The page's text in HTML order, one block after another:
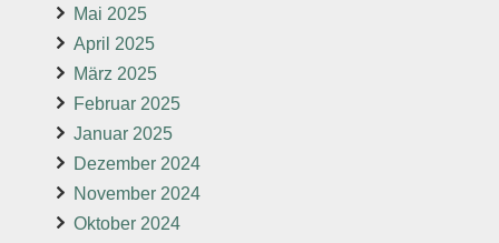
Mai 2025
April 2025
März 2025
Februar 2025
Januar 2025
Dezember 2024
November 2024
Oktober 2024